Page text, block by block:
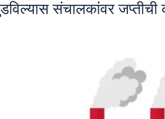
संचालकांवर जप्तीची